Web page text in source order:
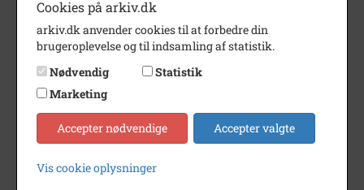
Bemærkning
& klistermærker), programmer,
medieomtaler.
Der blev ikke afholdt en
corona-pandemien.
Slagelse Stads- og Lokalarkiv
Cookies på arkiv.dk
arkiv.dk anvender cookies til at forbedre din
brugeroplevelse og til indsamling af statistik.
Nødvendig
Statistik
Marketing
Accepter nødvendige Accepter valgte
Vis cookie oplysninger